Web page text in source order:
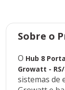
intuitivo,
funcionar
Sobre o
O Hub 8
Growatt - RS/
sistemas de